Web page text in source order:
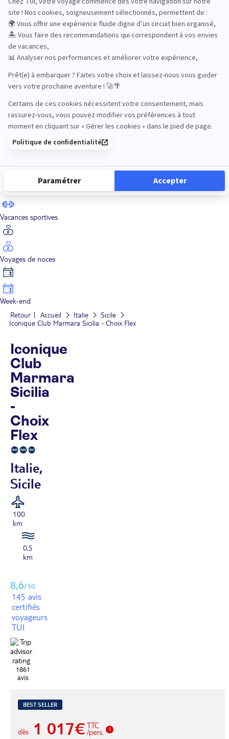
Road Trips
Safari
Sénior
Vacances sportives
Voyages de noces
Week-end
Retour Accueil Italie
Sicile
Iconique Club Marmara Sicilia - Choix Flex
Iconique
Club
Marmara
Sicilia
-
Choix
Flex
Italie,
Sicile
100
km
0,5
km
8,6/10
145 avis
certifiés
voyageurs
TUI
1861
avis
BEST SELLER
dès 1 017€ TTC
/pers.